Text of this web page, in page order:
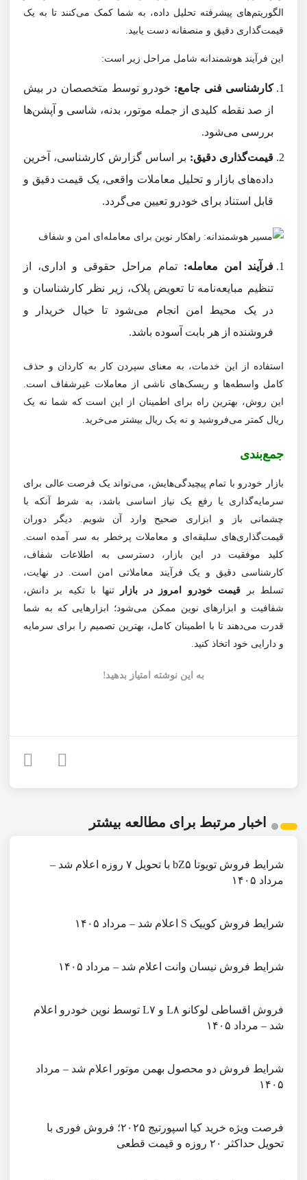
الگوریتم‌های پیشرفته تحلیل داده، به شما کمک می‌کنند تا به یک
قیمت‌گذاری دقیق و منصفانه دست یابید.
این فرآیند هوشمندانه شامل مراحل زیر است:
کارشناسی فنی جامع: خودرو توسط متخصصان در بیش
از صد نقطه کلیدی از جمله موتور، بدنه، شاسی و آپشن‌ها
بررسی می‌شود.
قیمت‌گذاری دقیق: بر اساس گزارش کارشناسی، آخرین
داده‌های بازار و تحلیل معاملات واقعی، یک قیمت دقیق و
قابل استناد برای خودرو تعیین می‌گردد.
فرآیند امن معامله: تمام مراحل حقوقی و اداری، از
تنظیم مبایعه‌نامه تا تعویض پلاک، زیر نظر کارشناسان و
در یک محیط امن انجام می‌شود تا خیال خریدار و
فروشنده از هر بابت آسوده باشد.
استفاده از این خدمات، به معنای سپردن کار به کاردان و حذف
کامل واسطه‌ها و ریسک‌های ناشی از معاملات غیرشفاف است.
این روش، بهترین راه برای اطمینان از این است که شما نه یک
ریال کمتر می‌فروشید و نه یک ریال بیشتر می‌خرید.
جمع‌بندی
بازار خودرو با تمام پیچیدگی‌هایش، می‌تواند یک فرصت عالی برای
سرمایه‌گذاری یا رفع یک نیاز اساسی باشد، به شرط آنکه با
چشمانی باز و ابزاری صحیح وارد آن شویم. دیگر دوران
قیمت‌گذاری‌های سلیقه‌ای و معاملات پرخطر به سر آمده است.
کلید موفقیت در این بازار، دسترسی به اطلاعات شفاف،
کارشناسی دقیق و یک فرآیند معاملاتی امن است. در نهایت،
تسلط بر قیمت خودرو امروز در بازار
تنها با تکیه بر دانش،
شفافیت و ابزارهای نوین ممکن می‌شود؛ ابزارهایی که به شما
قدرت می‌دهند تا با اطمینان کامل، بهترین تصمیم را برای سرمایه
و دارایی خود اتخاذ کنید.
به این نوشته امتیاز بدهید!
اخبار مرتبط برای مطالعه بیشتر
شرایط فروش تویوتا bZ۵ با تحویل ۷ روزه اعلام شد –
مرداد ۱۴۰۵
شرایط فروش کوییک S اعلام شد – مرداد ۱۴۰۵
شرایط فروش نیسان وانت اعلام شد – مرداد ۱۴۰۵
فروش اقساطی لوکانو L۸ و L۷ توسط نوین خودرو اعلام
شد – مرداد ۱۴۰۵
شرایط فروش دو محصول بهمن موتور اعلام شد – مرداد
۱۴۰۵
فرصت ویژه خرید کیا اسپورتیج ۲۰۲۵؛ فروش فوری با
تحویل حداکثر ۲۰ روزه و قیمت قطعی